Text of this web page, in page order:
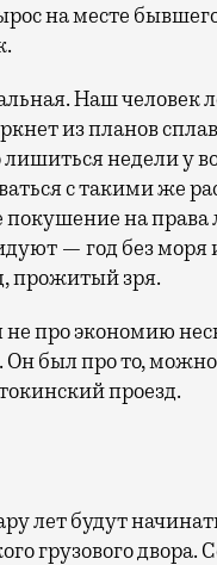
на месте
Наш человек
из планов
недели у
с такими же
на права
— год без моря
прожитый зря.
про экономию
был про то,
проезд.
лет будут
грузового двора.